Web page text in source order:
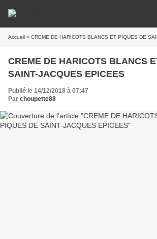
Accueil » CREME DE HARICOTS BLANCS ET PIQUES DE
CREME DE HARICOTS BLANCS
SAINT-JACQUES EPICEES
Publié le 14/12/2018 à 07:47
Par choupette88